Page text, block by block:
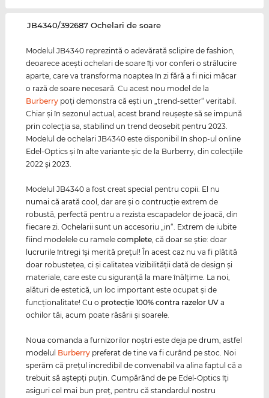
‌JB4340/392687 Ochelari de soare
Modelul JB4340 reprezintă o adevărată sclipire de fashion,
deoarece aceşti ochelari de soare îţi vor conferi o strălucire
aparte, care va transforma noaptea în zi fără a fi nici măcar
o rază de soare necesară. Cu acest nou model de la
Burberry poţi demonstra că eşti un „trend-setter“ veritabil.
Chiar şi în sezonul actual, acest brand reuşeşte să se impună
prin colecţia sa, stabilind un trend deosebit pentru 2023.
Modelul de ochelari JB4340 este disponibil în shop-ul online
Edel-Optics şi în alte variante şic de la Burberry, din colecţiile
2022 şi 2023.
Modelul JB4340 a fost creat special pentru copii. El nu
numai că arată cool, dar are şi o contrucţie extrem de
robustă, perfectă pentru a rezista escapadelor de joacă, din
fiecare zi. Ochelarii sunt un accesoriu „in“. Extrem de iubite
fiind modelele cu ramelecomplete, că doar se ştie: doar
lucrurile întregi îşi merită preţul! În acest caz nu va fi plătită
doar robusteţea, ci şi calitatea vizibilităţii dată de design şi
materiale, care este cu siguranţă la mare înălţime. La noi,
alături de estetică, un loc important este ocupat şi de
funcţionalitate! Cu o protecţie 100% contra razelor UV a
ochilor tăi, acum poate răsării şi soarele.
Noua comanda a furnizorilor noştri este deja pe drum, astfel
modelul Burberry preferat de tine va fi curând pe stoc. Noi
sperăm că preţul incredibil de convenabil va alina faptul că a
trebuit să aştepţi puţin. Cumpărând de pe Edel-Optics îţi
asiguri cel mai bun preţ, pentru că standardul nostru